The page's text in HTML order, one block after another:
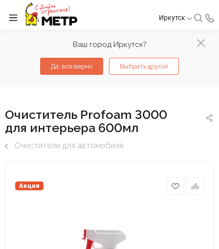
Ваш город Иркутск?
Да, все верно Выбрать другой
Иркутск
Очиститель Profoam 3000
для интерьера 600мл
Очистители для автомобиля
Акция